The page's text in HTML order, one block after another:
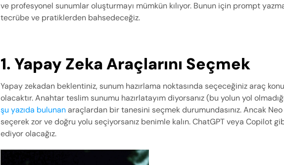
ve profesyonel sunumlar oluşturmayı mümkün kılıyor. Bunun için prompt
tecrübe ve pratiklerden bahsedeceğiz.
1. Yapay Zeka Araçlarını Seçmek
Yapay zekadan beklentiniz, sunum hazırlama noktasında seçeceğiniz araç
şu yazıda bulunan araçlardan bir tanesini seçmek durumundasınız. Ancak Neo
seçerek zor ve doğru yolu seçiyorsanız benimle kalın. ChatGPT veya Copilot
ediyor olacağız.